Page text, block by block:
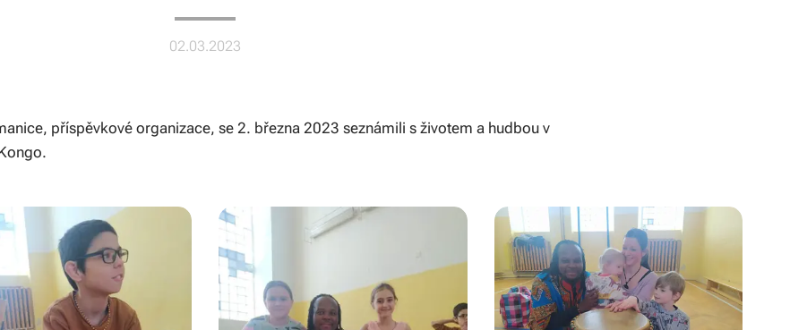
02.03.2023
příspěvkové organizace, se 2. března 2023 seznámili s životem a hudbou v